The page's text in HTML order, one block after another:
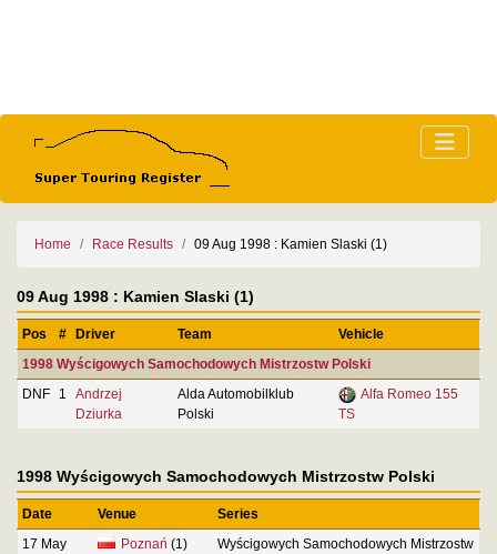
Home Race Results 09 Aug 1998 : Kamien Slaski (1)
09 Aug 1998 : Kamien Slaski (1)
Pos # Driver Team
Vehicle
1998 Wyścigowych Samochodowych Mistrzostw Polski
DNF
1
Andrzej
Dziurka
Alda Automobilklub
Polski
Alfa Romeo 155
TS
1998 Wyścigowych Samochodowych Mistrzostw Polski
Date Venue
Series
17 May
Poznań (1)
Wyścigowych Samochodowych Mistrzostw